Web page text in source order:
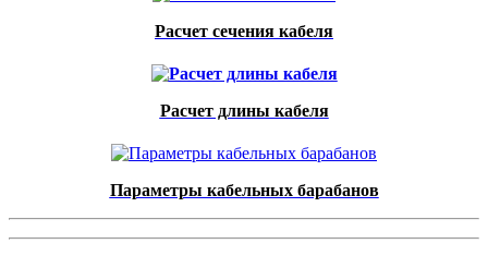
Расчет сечения кабеля
Расчет длины кабеля
Параметры кабельных барабанов